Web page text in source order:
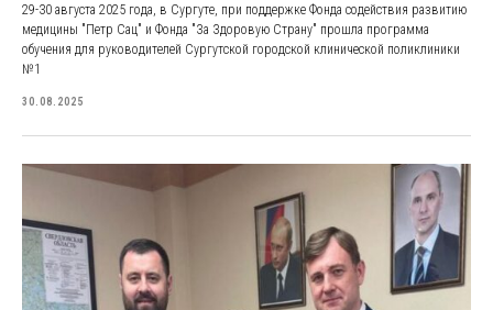
29-30 августа 2025 года, в Сургуте, при поддержке Фонда содействия развитию
медицины "Петр Сац" и Фонда "За Здоровую Страну" прошла программа
обучения для руководителей Сургутской городской клинической поликлиники
№1
30.08.2025